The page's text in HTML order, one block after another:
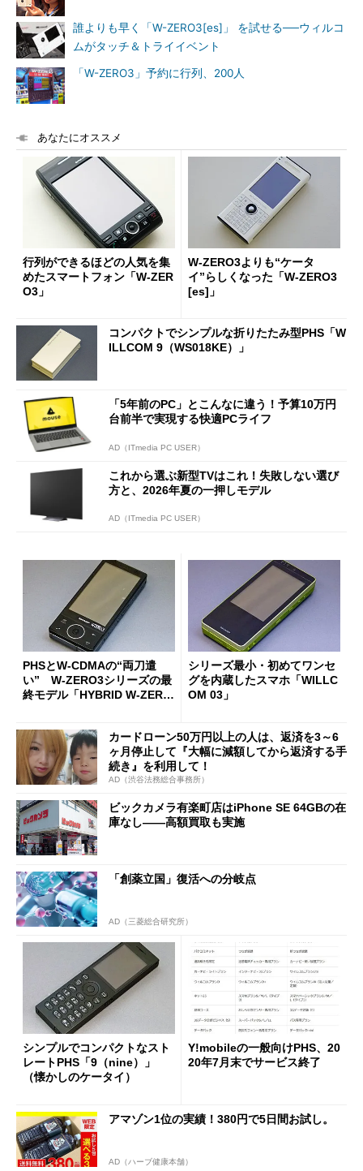
誰よりも早く「W-ZERO3[es]」 を試せる──ウィルコ
ムがタッチ＆トライイベント
「W-ZERO3」予約に行列、200人
あなたにオススメ
行列ができるほどの人気を集
めたスマートフォン「W-ZER
O3」
W-ZERO3よりも“ケータ
イ”らしくなった「W-ZERO3
[es]」
コンパクトでシンプルな折りたたみ型PHS「W
ILLCOM 9（WS018KE）」
「5年前のPC」とこんなに違う！予算10万円
台前半で実現する快適PCライフ
AD（ITmedia PC USER）
これから選ぶ新型TVはこれ！失敗しない選び
方と、2026年夏の一押しモデル
AD（ITmedia PC USER）
PHSとW-CDMAの“両刀遣
い” W-ZERO3シリーズの最
終モデル「HYBRID W-ZERO
シリーズ最小・初めてワンセ
グを内蔵したスマホ「WILLC
OM 03」
カードローン50万円以上の人は、返済を3～6
ヶ月停止して『大幅に減額してから返済する手
続き』を利用して！
AD（渋谷法務総合事務所）
ビックカメラ有楽町店はiPhone SE 64GBの在
庫なし――高額買取も実施
「創薬立国」復活への分岐点
AD（三菱総合研究所）
シンプルでコンパクトなスト
レートPHS「9（nine）」
（懐かしのケータイ）
Y!mobileの一般向けPHS、20
20年7月末でサービス終了
アマゾン1位の実績！380円で5日間お試し。
AD（ハーブ健康本舗）